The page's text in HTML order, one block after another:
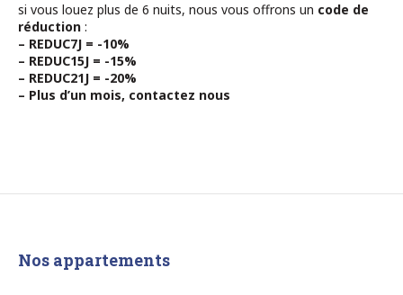
si vous louez plus de 6 nuits, nous vous offrons un code de
réduction :
– REDUC7J = -10%
– REDUC15J = -15%
– REDUC21J = -20%
– Plus d’un mois, contactez nous
Nos appartements